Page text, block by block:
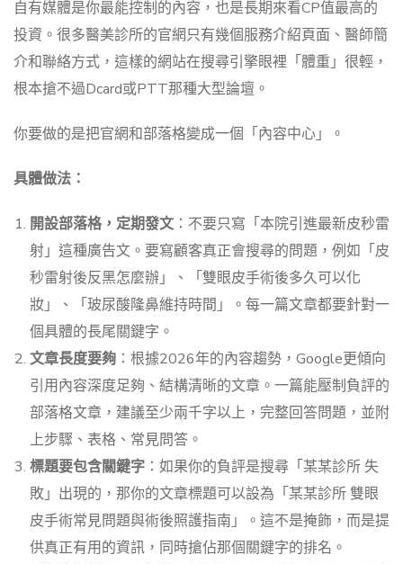
自有媒體是你最能控制的內容，也是長期來看CP值最高的
投資。很多醫美診所的官網只有幾個服務介紹頁面、醫師簡
介和聯絡方式，這樣的網站在搜尋引擎眼裡「體重」很輕，
根本搶不過Dcard或PTT那種大型論壇。
你要做的是把官網和部落格變成一個「內容中心」。
具體做法：
開設部落格，定期發文 ：不要只寫「本院引進最新皮秒雷
射」這種廣告文。要寫顧客真正會搜尋的問題，例如「皮
秒雷射後反黑怎麼辦」、「雙眼皮手術後多久可以化
妝」、「玻尿酸隆鼻維持時間」。每一篇文章都要針對一
個具體的長尾關鍵字。
文章長度要夠 ：根據2026年的內容趨勢，Google更傾向
引用內容深度足夠、結構清晰的文章。一篇能壓制負評的
部落格文章，建議至少兩千字以上，完整回答問題，並附
上步驟、表格、常見問答。
標題要包含關鍵字 ：如果你的負評是搜尋「某某診所 失
敗」出現的，那你的文章標題可以設為「某某診所 雙眼
皮手術常見問題與術後照護指南」。這不是掩飾，而是提
供真正有用的資訊，同時搶佔那個關鍵字的排名。